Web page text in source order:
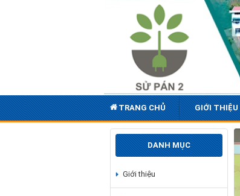
TRANG CHỦ GIỚI THIỆU
DANH MỤC
Giới thiệu